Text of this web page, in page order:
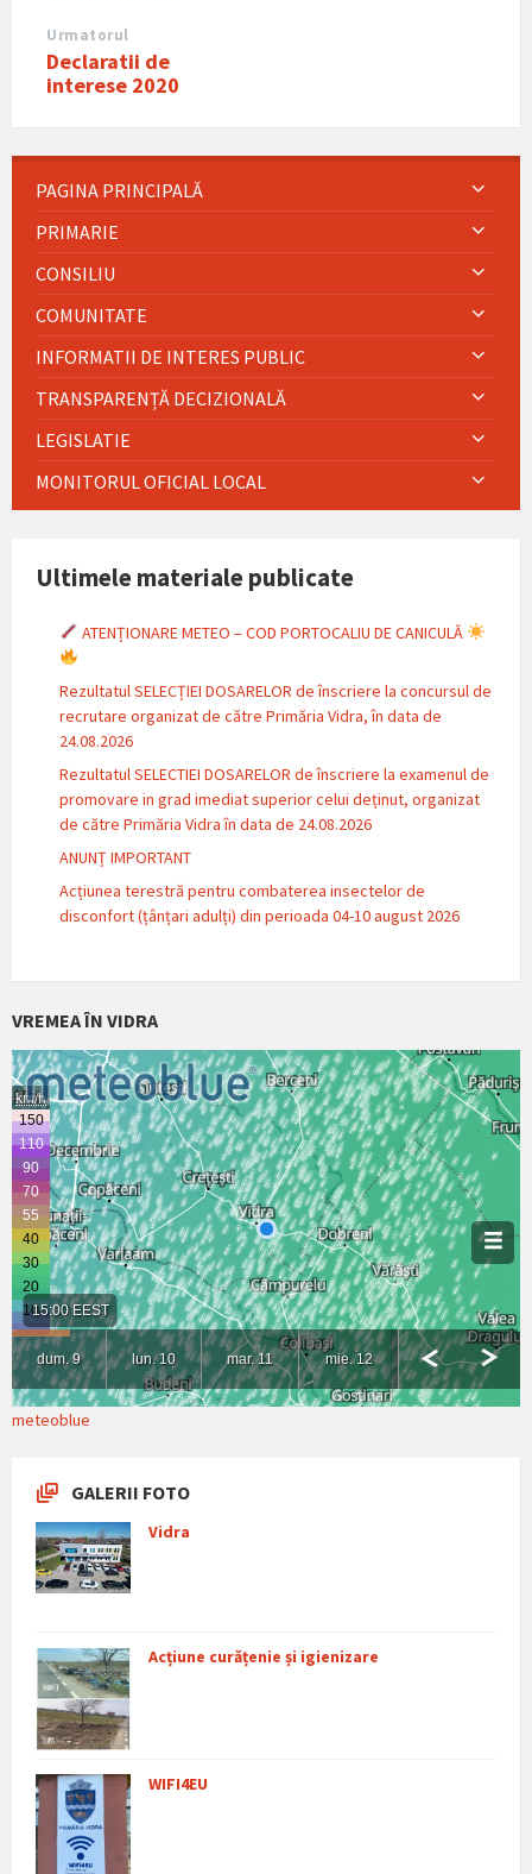
Urmatorul
Declaratii de
interese 2020
PAGINA PRINCIPALĂ
PRIMARIE
CONSILIU
COMUNITATE
INFORMATII DE INTERES PUBLIC
TRANSPARENȚĂ DECIZIONALĂ
LEGISLATIE
MONITORUL OFICIAL LOCAL
Ultimele materiale publicate
ATENȚIONARE METEO – COD PORTOCALIU DE CANICULĂ
Rezultatul SELECȚIEI DOSARELOR de înscriere la concursul de
recrutare organizat de către Primăria Vidra, în data de
24.08.2026
Rezultatul SELECTIEI DOSARELOR de înscriere la examenul de
promovare in grad imediat superior celui deținut, organizat
de către Primăria Vidra în data de 24.08.2026
ANUNȚ IMPORTANT
Acțiunea terestră pentru combaterea insectelor de
disconfort (țânțari adulți) din perioada 04-10 august 2026
VREMEA ÎN VIDRA
meteoblue
GALERII FOTO
Vidra
Acțiune curățenie și igienizare
WIFI4EU